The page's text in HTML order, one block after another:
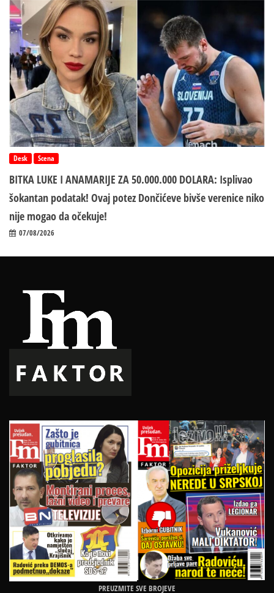
Desk Scena
BITKA LUKE I ANAMARIJE ZA 50.000.000 DOLARA: Isplivao
šokantan podatak! Ovaj potez Dončićeve bivše verenice niko
nije mogao da očekuje!
07/08/2026
PREUZMITE SVE BROJEVE